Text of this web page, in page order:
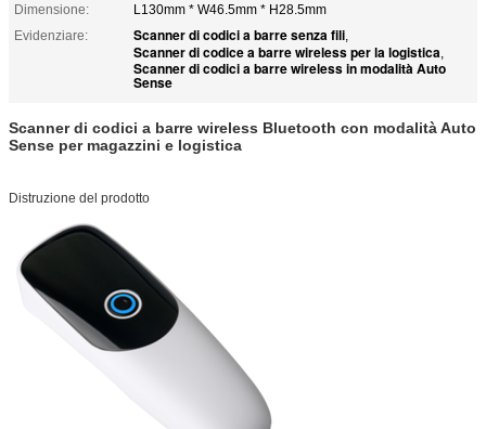
Dimensione:
L130mm * W46.5mm * H28.5mm
Evidenziare:
Scanner di codici a barre senza fili,
Scanner di codice a barre wireless per la logistica,
Scanner di codici a barre wireless in modalità Auto
Sense
Scanner di codici a barre wireless Bluetooth con modalità Auto
Sense per magazzini e logistica
Distruzione del prodotto